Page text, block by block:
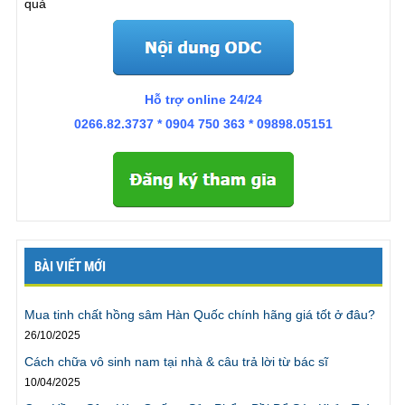
không phải ngườixuất tinh quá sớm
thể kéo dài 15-20 phút, nhưng như vậy không đủ để
vợ tôi lên đỉnh. Thường thì vợ tôi chỉ lên được nếu ở
luôn thắc mắc vì không biết lên ở bên dưới sẽ thế
nào. Cô ấy quá hấp dẫn làm tôi không thể kéo dài
được. Nhưng sau khi kết thúc ODC tôi đã có thể thoải
mái mà không lo “hết xăng”. Tôi có thể cho vợ lên
đỉnh không chỉ 1 mà là 2 lần. Thật tuyệt! Tôi không
chương trình không phải gặp trực tiếp, và tôi đằng
nào cũng dùng tên giả, nên tôi mới có thể nói ra điều
Trần Linh ., TPHCM
kéo dài thời gian quan hệ
quả
Hỗ trợ online 24/24
0266.82.3737 * 0904 750 363 * 09898.05151
BÀI VIẾT MỚI
Mua tinh chất hồng sâm Hàn Quốc chính hãng giá tốt ở đâu?
26/10/2025
Cách chữa vô sinh nam tại nhà & câu trả lời từ bác sĩ
10/04/2025